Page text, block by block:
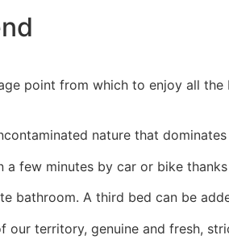
point from which to enjoy all
nature that
few minutes by car or bike
bathroom. A third bed can be
territory, genuine and fresh,